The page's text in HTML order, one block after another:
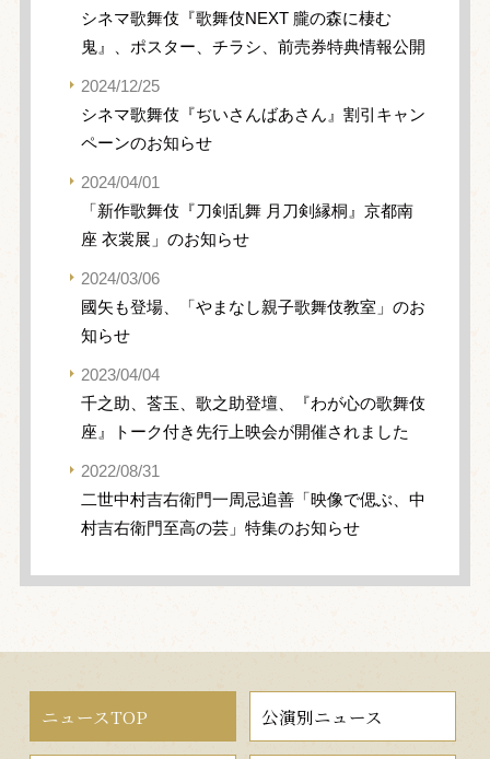
シネマ歌舞伎『歌舞伎NEXT 朧の森に棲む
鬼』、ポスター、チラシ、前売券特典情報公開
2024/12/25
シネマ歌舞伎『ぢいさんばあさん』割引キャン
ペーンのお知らせ
2024/04/01
「新作歌舞伎『刀剣乱舞 月刀剣縁桐』京都南
座 衣裳展」のお知らせ
2024/03/06
國矢も登場、「やまなし親子歌舞伎教室」のお
知らせ
2023/04/04
千之助、莟玉、歌之助登壇、『わが心の歌舞伎
座』トーク付き先行上映会が開催されました
2022/08/31
二世中村吉右衛門一周忌追善「映像で偲ぶ、中
村吉右衛門至高の芸」特集のお知らせ
ニュースTOP 公演別ニュース